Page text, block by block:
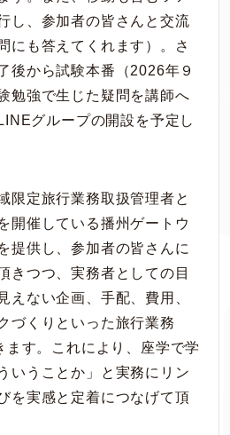
し、参加者の皆さんと交流
にも答えてくれます）。さ
後から試験本番（2026年９
勉強で生じた疑問を講師へ
グループの開設を予定し
限定旅行業務取扱管理者と
開催している播州ゲートウ
提供し、参加者の皆さんに
きつつ、実務者としての目
えない企画、手配、費用、
づくりといった旅行業務
ます。これにより、座学で学
いうことか」と実務にリン
を実感と定着につなげて頂